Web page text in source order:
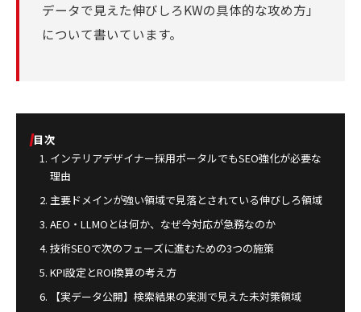
データで見えた伸びしろKWの具体的な攻め方」
について書いています。
目次
インテリアデザイナー採用ポータルでもSEO強化が必要な
理由
主要ドメインが強い領域で見落とされている伸びしろ領域
AEO・LLMOとは何か、なぜ今対応が急務なのか
技術SEOで次のフェーズに進むための3つの施策
KPI設定とROI換算の考え方
【実データ公開】検索結果の実測で見えた未対策領域